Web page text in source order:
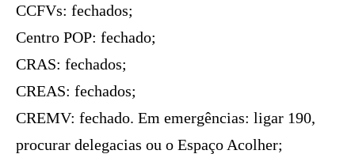
CCFVs: fechados;
Centro POP: fechado;
CRAS: fechados;
CREAS: fechados;
CREMV: fechado. Em emergências: ligar 190,
procurar delegacias ou o Espaço Acolher;